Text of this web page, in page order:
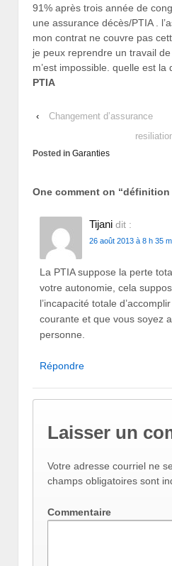
91% après trois année de
une assurance décès/PTIA .
mon contrat ne couvre pas
je peux reprendre un travail
m’est impossible. quelle est la
PTIA
‹
Changement d’assurance
Posted in Garanties
One comment on “définition
Tijani dit :
26 août 2013 à 8 h 35
La PTIA suppose la perte
votre autonomie, cela
l’incapacité totale
courante et que vous soyez
personne.
Répondre
Laisser un
Votre adresse courriel ne
champs obligatoires sont
Commentaire